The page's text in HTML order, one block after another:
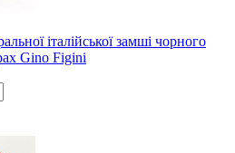
італійської замші чорного
Gino Figini